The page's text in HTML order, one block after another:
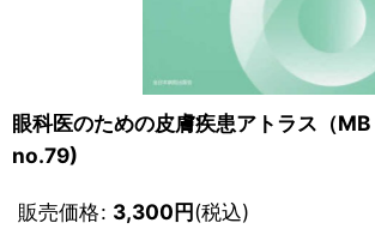
眼科医のための皮膚疾患アトラス（
no.79)
販売価格: 3,300円(税込)